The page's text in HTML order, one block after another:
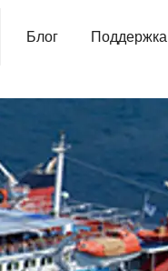
Блог Поддержка